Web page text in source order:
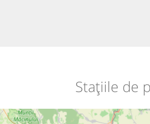
Stațiile de